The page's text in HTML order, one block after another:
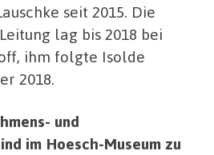
seit 2015. Die
lag bis 2018 bei
ihm folgte Isolde
2018.
und
im Hoesch-Museum zu